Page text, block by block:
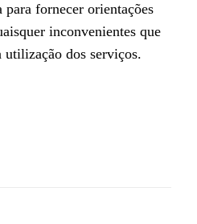
para fornecer orientações
inconvenientes que
utilização dos serviços.